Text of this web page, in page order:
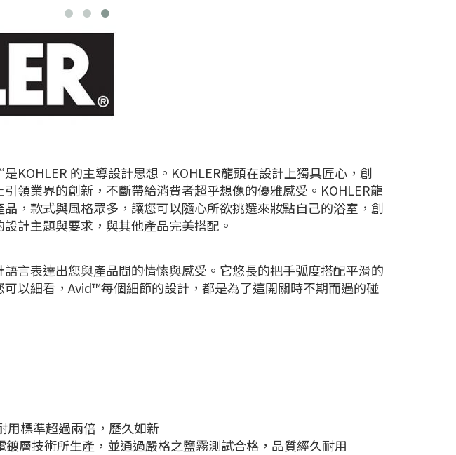
KOHLER 的主導設計思想。KOHLER龍頭在設計上獨具匠心，創
領業界的創新，不斷帶給消費者超乎想像的優雅感受。KOHLER龍
，款式與風格眾多，讓您可以隨心所欲挑選來妝點自己的浴室，創
計主題與要求，與其他產品完美搭配。
言表達出您與產品間的情愫與感受。它悠長的把手弧度搭配平滑的
以細看，Avid™每個細節的設計，都是為了這開關時不期而遇的碰
標準超過兩倍，歷久如新
層技術所生產，並通過嚴格之鹽霧測試合格，品質經久耐用